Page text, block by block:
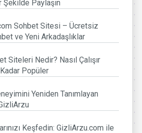
Şekilde Paylaşın
Sohbet Sitesi – Ücretsiz
ve Yeni Arkadaşlıklar
Siteleri Nedir? Nasıl Çalışır
Popüler
Yeniden Tanımlayan
Keşfedin: GizliArzu.com ile